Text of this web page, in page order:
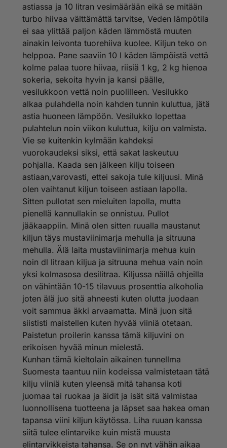
astiassa ja 10 litran vesimäärään eikä se mitään
turbo hiivaa välttämättä tarvitse, Veden lämpötila
ei saa ylittää paljon käden lämmöstä muuten
ainakin leivonta tuorehiiva kuolee. Kiljun teko on
helppoa. Pane saaviin 10 l käden lämpöistä vettä
kolme palaa tuore hiivaa, riisiä 1 kg, 2 kg hienoa
sokeria, sekoita hyvin ja kansi päälle,
vesilukkoon vettä noin puolilleen. Vesilukko
alkaa pulahdella noin kahden tunnin kuluttua, jätä
astia huoneen lämpöön. Vesilukko lopettaa
pulahtelun noin viikon kuluttua, kilju on valmista.
Vie se kuitenkin kylmään kahdeksi
vuorokaudeksi siksi, että sakat laskeutuu
pohjalla. Kaada sen jälkeen kilju toiseen
astiaan,varovasti, ettei sakoja tule kiljuusi. Minä
olen vaihtanut kiljun toiseen astiaan lapolla.
Sitten pullotat sen mieluiten lapolla, mutta
pienellä kannullakin se onnistuu. Pullot
jääkaappiin. Minä olen sitten ruualla maustanut
kiljun täys mustaviinimarja mehulla ja sitruuna
mehulla. Älä laita mustaviinimarja mehua kuin
noin dl litraan kiljua ja sitruuna mehua vain noin
yksi kolmasosa desilitraa. Kiljussa näillä ohjeilla
on vähintään 10-15 tilavuus prosenttia alkoholia
joten älä juo sitä ahneesti kuten olutta juodaan
voit sammua äkki arvaamatta. Minä juon sitä
siististi maistellen kuten hyvää viiniä otetaan.
Paistetun proilerin kanssa tämä kiljuvini on
erikoisen hyvää minun mielestä.
Kunhan tämä kieltolain aikainen tunnellma
Suomesta taantuu niin kodeissa valmistetaan tätä
kilju viiniä kuten yleensä mitä tahansa koti
juomaa tai ruokaa ja äidit ja isät sitä valmistaa
luonnollisena tuotteena ja läpset saa hakea oman
tapansa viini kiljun käytössa. Liha ruuan kanssa
siitä tulee elintarvike kuin mistä muusta
elintarvikkeista tahansa. Se on nyt vähän aikaa